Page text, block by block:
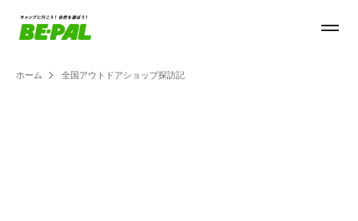
ホーム 全国アウトドアショップ探訪記